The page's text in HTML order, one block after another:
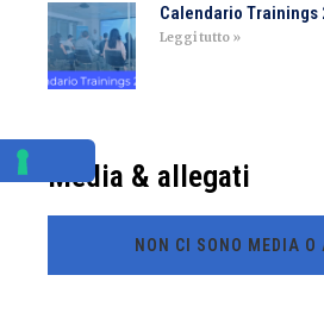
Calendario Trainings
Leggi tutto »
Media & allegati
NON CI SONO MEDIA O